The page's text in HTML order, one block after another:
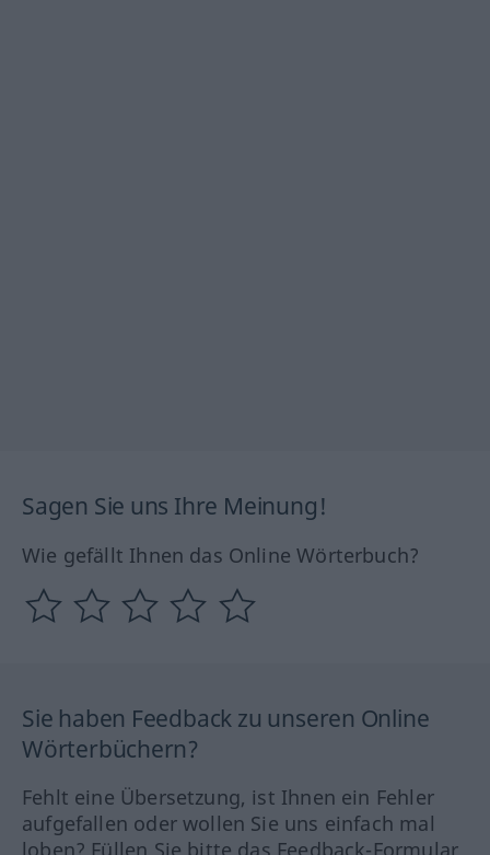
Sagen Sie uns Ihre Meinung!
Wie gefällt Ihnen das Online Wörterbuch?
Sie haben Feedback zu unseren Online
Wörterbüchern?
Fehlt eine Übersetzung, ist Ihnen ein Fehler
aufgefallen oder wollen Sie uns einfach mal
loben? Füllen Sie bitte das Feedback-Formular